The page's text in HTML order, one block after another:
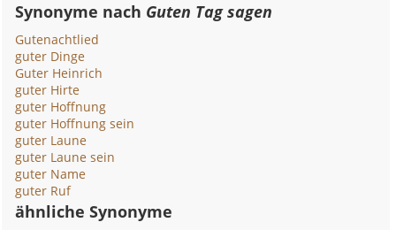
Synonyme nach Guten Tag sagen
Gutenachtlied
guter Dinge
Guter Heinrich
guter Hirte
guter Hoffnung
guter Hoffnung sein
guter Laune
guter Laune sein
guter Name
guter Ruf
ähnliche Synonyme